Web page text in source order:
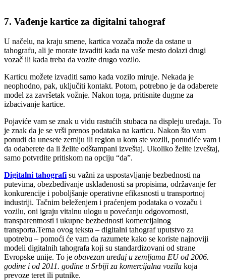
7. Vađenje kartice za digitalni tahograf
U načelu, na kraju smene, kartica vozača može da ostane u
tahografu, ali je morate izvaditi kada na vaše mesto dolazi drugi
vozač ili kada treba da vozite drugo vozilo.
Karticu možete izvaditi samo kada vozilo miruje. Nekada je
neophodno, pak, uključiti kontakt. Potom, potrebno je da odaberete
model za završetak vožnje. Nakon toga, pritisnite dugme za
izbacivanje kartice.
Pojaviće vam se znak u vidu rastućih stubaca na displeju uređaja. To
je znak da je se vrši prenos podataka na karticu. Nakon što vam
ponudi da unesete zemlju ili region u kom ste vozili, ponudiće vam i
da odaberete da li želite odštampani izveštaj. Ukoliko želite izveštaj,
samo potvrdite pritiskom na opciju “da”.
Digitalni tahografi su važni za uspostavljanje bezbednosti na
putevima, obezbeđivanje usklađenosti sa propisima, održavanje fer
konkurencije i poboljšanje operativne efikasnosti u transportnoj
industriji. Tačnim beleženjem i praćenjem podataka o vozaču i
vozilu, oni igraju vitalnu ulogu u povećanju odgovornosti,
transparentnosti i ukupne bezbednosti komercijalnog
transporta.Tema ovog teksta – digitalni tahograf uputstvo za
upotrebu – pomoći će vam da razumete kako se koriste najnoviji
modeli digitalnih tahografa koji su standardizovani od strane
Evropske unije. To je obavezan uređaj u zemljama EU od 2006.
godine i od 2011. godine u Srbiji za komercijalna vozila koja
prevoze teret ili putnike.